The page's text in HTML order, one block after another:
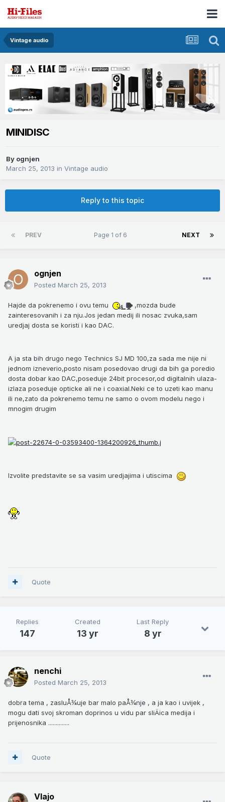
Vintage audio
MINIDISC
By ognjen
March 25, 2013 in Vintage audio
Reply to this topic
PREV NEXT
Page 1 of 6
ognjen
Posted March 25, 2013
Hajde da pokrenemo i ovu temu
,mozda bude
zainteresovanih i za nju.Jos jedan medij ili nosac zvuka,sam
uredjaj dosta se koristi i kao DAC.
A ja sta bih drugo nego Technics SJ MD 100,za sada me nije ni
jednom izneverio,posto nisam posedovao drugi da bih ga poredio
dosta dobar kao DAC,poseduje 24bit procesor,od digitalnih ulaza-
izlaza poseduje opticke ali ne i coaxial.Neki ce to uzeti kao manu
ili ne,zato da pokrenemo temu ne samo o ovom modelu nego i
mnogim drugim
Izvolite predstavite se sa vasim uredjajima i utiscima
Quote
Replies
147
Created
13 yr
Last Reply
8 yr
nenchi
Posted March 25, 2013
dobra tema , zasluÅ¾uje bar malo paÅ¾nje , a ja kao i uvijek ,
mogu dati svoj skroman doprinos u vidu par sliÄica medija i
prijenosnika ..............
Quote
Vlajo